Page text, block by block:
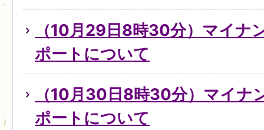
（10月29日8時30分）マイナ
ポートについて
（10月30日8時30分）マイナ
ポートについて